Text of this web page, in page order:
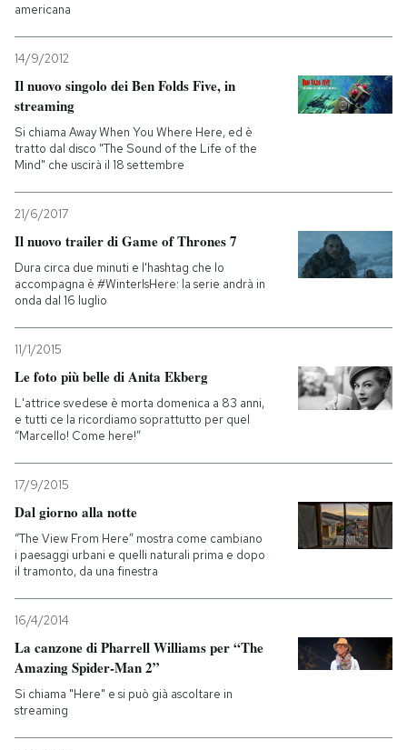
americana
14/9/2012
Il nuovo singolo dei Ben Folds Five, in
streaming
Si chiama Away When You Where Here, ed è
tratto dal disco "The Sound of the Life of the
Mind" che uscirà il 18 settembre
21/6/2017
Il nuovo trailer di Game of Thrones 7
Dura circa due minuti e l'hashtag che lo
accompagna è #WinterIsHere: la serie andrà in
onda dal 16 luglio
11/1/2015
Le foto più belle di Anita Ekberg
L'attrice svedese è morta domenica a 83 anni,
e tutti ce la ricordiamo soprattutto per quel
“Marcello! Come here!”
17/9/2015
Dal giorno alla notte
“The View From Here” mostra come cambiano
i paesaggi urbani e quelli naturali prima e dopo
il tramonto, da una finestra
16/4/2014
La canzone di Pharrell Williams per “The
Amazing Spider-Man 2”
Si chiama "Here" e si può già ascoltare in
streaming